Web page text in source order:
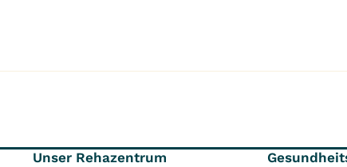
Unser Rehazentrum